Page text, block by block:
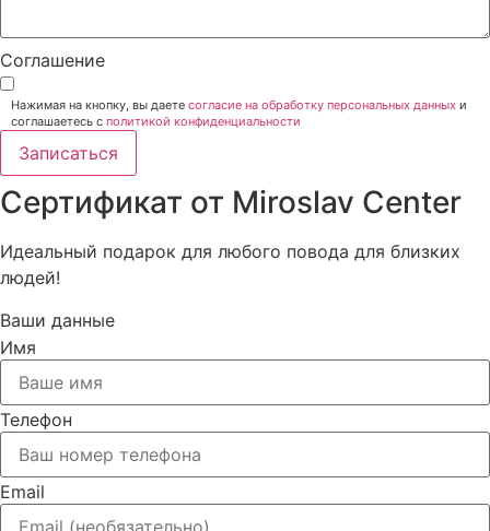
Соглашение
Нажимая на кнопку, вы даете согласие на обработку персональных данных и
соглашаетесь c политикой конфиденциальности
Записаться
Сертификат от Miroslav Сenter
Идеальный подарок для любого повода для близких
людей!
Ваши данные
Имя
Телефон
Email